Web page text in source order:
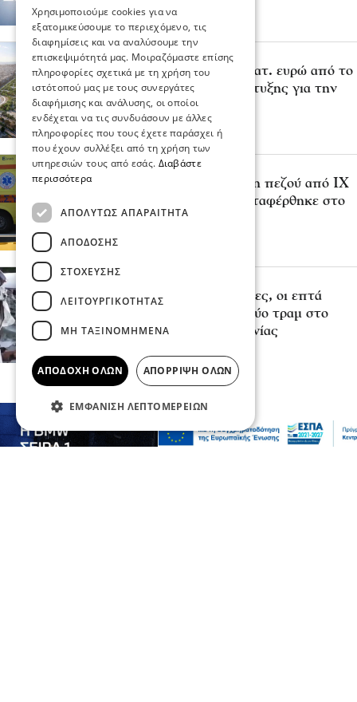
Πολιτική
Χρηματοδότηση 204,6 εκατ. ευρώ από το
Εθνικό Πρόγραμμα Ανάπτυξης για την
ανάπλαση της ΔΕΘ
06 Αυγ 2026, 21:56
Επικαιρότητα
Θεσσαλονίκη: Παράσυρση πεζού από ΙΧ
στον Δενδροπόταμο - Μεταφέρθηκε στο
νοσοκομείο
Επικαιρότητα
Τουλάχιστον 25 τραυματίες, οι επτά
σοβαρά, από σύγκρουση δύο τραμ στο
Γκελζενκίρχεν της Γερμανίας
Χρησιμοποιούμε cookies για να
εξατομικεύσουμε το περιεχόμενο, τις
διαφημίσεις και να αναλύσουμε την
επισκεψιμότητά μας. Μοιραζόμαστε επίσης
πληροφορίες σχετικά με τη χρήση του
ιστότοπού μας με τους συνεργάτες
διαφήμισης και ανάλυσης, οι οποίοι
ενδέχεται να τις συνδυάσουν με άλλες
πληροφορίες που τους έχετε παράσχει ή
που έχουν συλλέξει από τη χρήση των
υπηρεσιών τους από εσάς. Διαβάστε
περισσότερα
ΑΠΟΛΎΤΩΣ ΑΠΑΡΑΊΤΗΤΑ
ΑΠΌΔΟΣΗΣ
ΣΤΌΧΕΥΣΗΣ
ΛΕΙΤΟΥΡΓΙΚΌΤΗΤΑΣ
ΜΗ ΤΑΞΙΝΟΜΗΜΈΝΑ
ΑΠΟΔΟΧΉ ΌΛΩΝ ΑΠΌΡΡΙΨΗ ΌΛΩΝ
ΕΜΦΆΝΙΣΗ ΛΕΠΤΟΜΕΡΕΙΏΝ